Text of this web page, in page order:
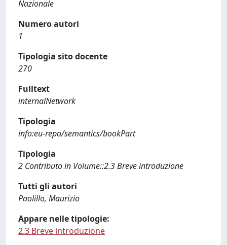
Nazionale
Numero autori
1
Tipologia sito docente
270
Fulltext
internalNetwork
Tipologia
info:eu-repo/semantics/bookPart
Tipologia
2 Contributo in Volume::2.3 Breve introduzione
Tutti gli autori
Paolillo, Maurizio
Appare nelle tipologie:
2.3 Breve introduzione